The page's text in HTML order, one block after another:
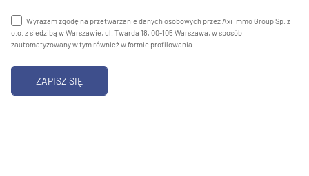
Wyrażam zgodę na przetwarzanie danych osobowych przez Axi Immo Group Sp. z
o.o. z siedzibą w Warszawie, ul. Twarda 18, 00-105 Warszawa, w sposób
zautomatyzowany w tym również w formie profilowania.